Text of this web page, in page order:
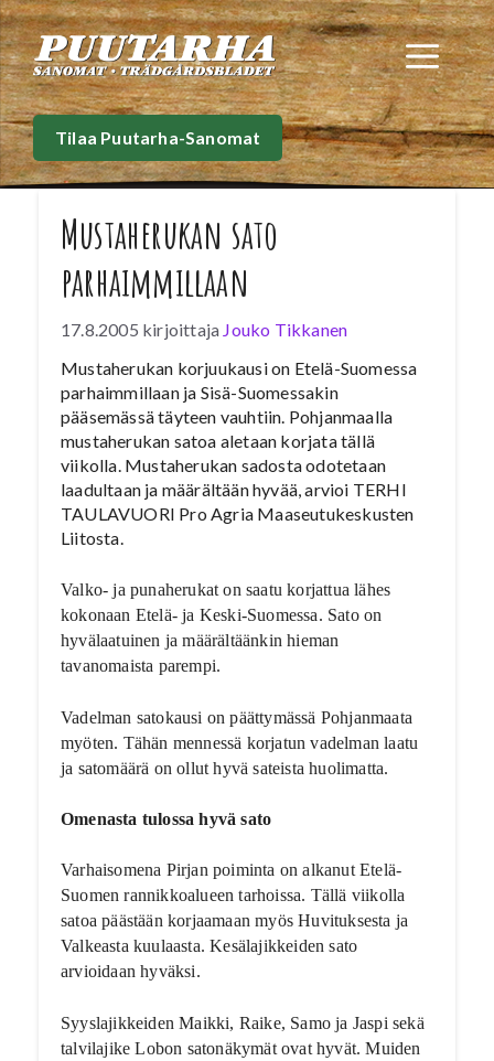
Siirry
sisältöön
Tilaa Puutarha-Sanomat
Mustaherukan sato
parhaimmillaan
17.8.2005 kirjoittaja Jouko Tikkanen
Mustaherukan korjuukausi on Etelä-Suomessa
parhaimmillaan ja Sisä-Suomessakin
pääsemässä täyteen vauhtiin. Pohjanmaalla
mustaherukan satoa aletaan korjata tällä
viikolla. Mustaherukan sadosta odotetaan
laadultaan ja määrältään hyvää, arvioi TERHI
TAULAVUORI Pro Agria Maaseutukeskusten
Liitosta.
Valko- ja punaherukat on saatu korjattua lähes
kokonaan Etelä- ja Keski-Suomessa. Sato on
hyvälaatuinen ja määrältäänkin hieman
tavanomaista parempi.
Vadelman satokausi on päättymässä Pohjanmaata
myöten. Tähän mennessä korjatun vadelman laatu
ja satomäärä on ollut hyvä sateista huolimatta.
Omenasta tulossa hyvä sato
Varhaisomena Pirjan poiminta on alkanut Etelä-
Suomen rannikkoalueen tarhoissa. Tällä viikolla
satoa päästään korjaamaan myös Huvituksesta ja
Valkeasta kuulaasta. Kesälajikkeiden sato
arvioidaan hyväksi.
Syyslajikkeiden Maikki, Raike, Samo ja Jaspi sekä
talvilajike Lobon satonäkymät ovat hyvät. Muiden